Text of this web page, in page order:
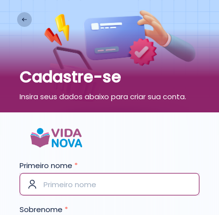
Cadastre-se
Insira seus dados abaixo para criar sua conta.
Primeiro nome *
Sobrenome *